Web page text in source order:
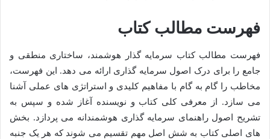
فهرست مطالب کتاب
فهرست مطالب کتاب سرمایه گذار هوشمند، ساختاری منطقی و
جامع را برای درک اصول سرمایه گذاری ارائه می دهد. این فهرست،
مخاطب را گام به گام با مفاهیم کلیدی و استراتژی های عملی آشنا
می سازد. از معرفی کلی کتاب و نویسنده آغاز شده و سپس به
تشریح اصول راهنمای سرمایه گذاری هوشمندانه می پردازد. بخش
های اصلی کتاب به شش اصل مهم تقسیم می شوند که هر یک جنبه